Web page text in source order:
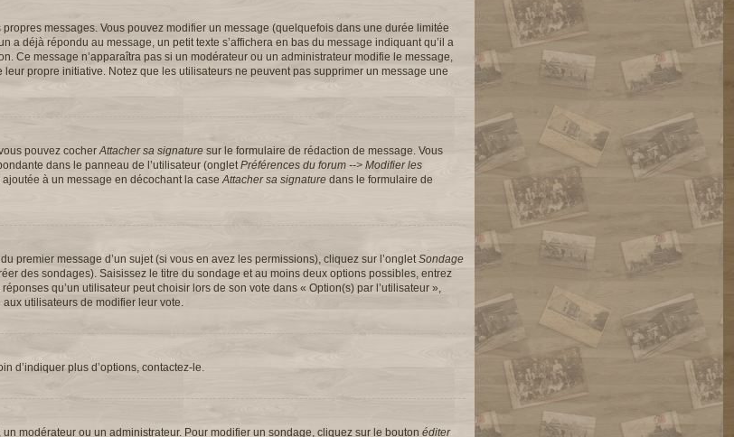
messages. Vous pouvez modifier un message (quelquefois dans une durée limitée
a déjà répondu au message, un petit texte s’affichera en bas du message indiquant qu’il a
Ce message n’apparaîtra pas si un modérateur ou un administrateur modifie le message,
propre initiative. Notez que les utilisateurs ne peuvent pas supprimer un message une
pouvez cocher Attacher sa signature sur le formulaire de rédaction de message. Vous
dans le panneau de l’utilisateur (onglet Préférences du forum --> Modifier les
à un message en décochant la case Attacher sa signature dans le formulaire de
premier message d’un sujet (si vous en avez les permissions), cliquez sur l’onglet Sondage
des sondages). Saisissez le titre du sondage et au moins deux options possibles, entrez
qu’un utilisateur peut choisir lors de son vote dans « Option(s) par l’utilisateur »,
utilisateurs de modifier leur vote.
d’indiquer plus d’options, contactez-le.
modérateur ou un administrateur. Pour modifier un sondage, cliquez sur le bouton éditer